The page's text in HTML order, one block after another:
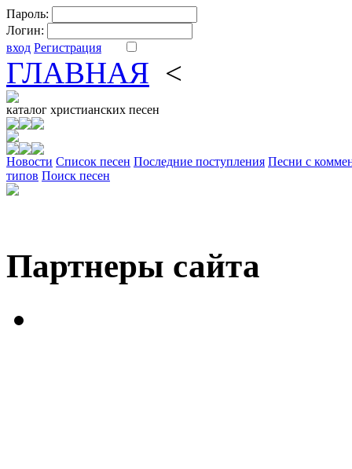
Пароль:
Логин:
вход Регистрация
ГЛАВНАЯ <
каталог христианских песен
Новости Cписок песен Последние поступления Песни с
типов Поиск песен
Партнеры сайта